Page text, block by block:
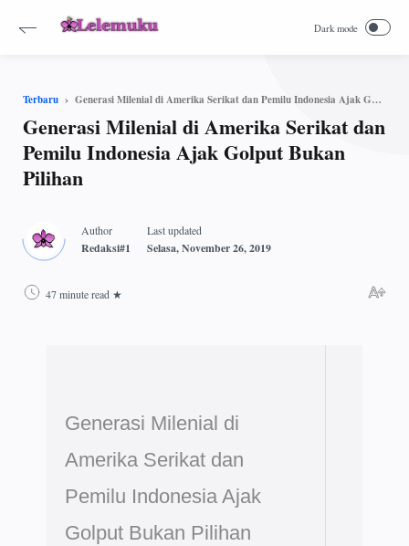
Terbaru Generasi Milenial di Amerika Serikat dan Pemilu Indonesia Ajak Golput Bukan Pilihan
Generasi Milenial di Amerika Serikat dan
Pemilu Indonesia Ajak Golput Bukan
Pilihan
47 minute read
Generasi Milenial di
Amerika Serikat dan
Pemilu Indonesia Ajak
Golput Bukan Pilihan